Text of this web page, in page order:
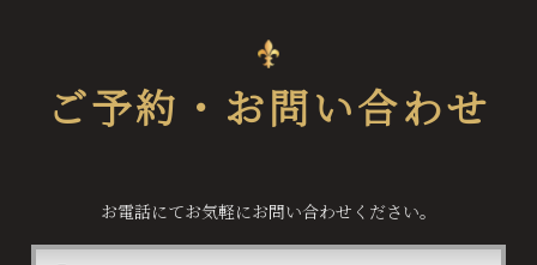
ご予約・お問い合わせ
お電話にてお気軽にお問い合わせください。